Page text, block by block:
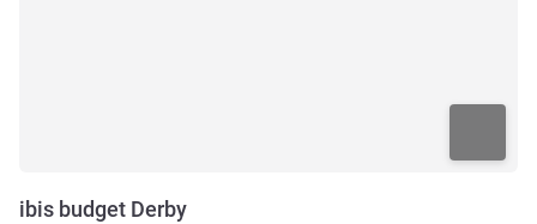
ibis budget Derby